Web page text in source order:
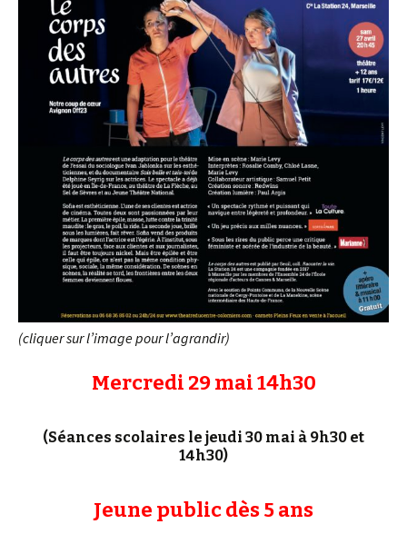
(cliquer sur l’image pour l’agrandir)
Mercredi 29 mai 14h30
(Séances scolaires le jeudi 30 mai à 9h30 et
14h30)
Jeune public dès 5 ans